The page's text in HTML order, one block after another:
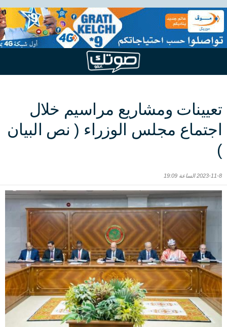
تعيينات ومشاريع مراسيم خلال
اجتماع مجلس الوزراء ( نص البيان
)
2023-11-8 الساعة 19:09